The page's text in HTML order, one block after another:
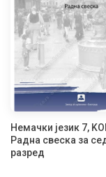
Немачки језик 7,
Радна свеска за
разред